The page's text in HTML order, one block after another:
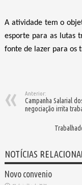
A atividade tem o
esporte para as lutas
fonte de lazer para os
Anterior:
Campanha Salarial
negociação irrita
NOTÍCIAS
Novo convenio